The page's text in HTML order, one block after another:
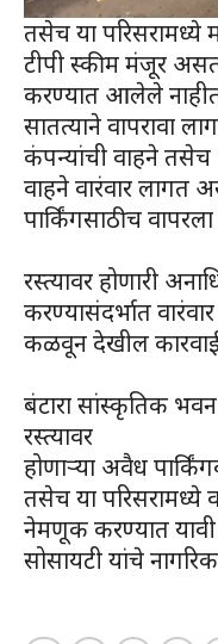
तसेच या परिसरामध्ये
टीपी स्कीम मंजूर
करण्यात आलेले नाहीत.
सातत्याने वापरावा
कंपन्यांची वाहने तसेच
वाहने वारंवार लागत
पार्किंगसाठीच
रस्त्यावर होणारी
करण्यासंदर्भात
कळवून देखील
बंटारा सांस्कृतिक
रस्त्यावर
होणाऱ्या अवैध
तसेच या परिसरामध्ये
नेमणूक करण्यात यावी
सोसायटी यांचे